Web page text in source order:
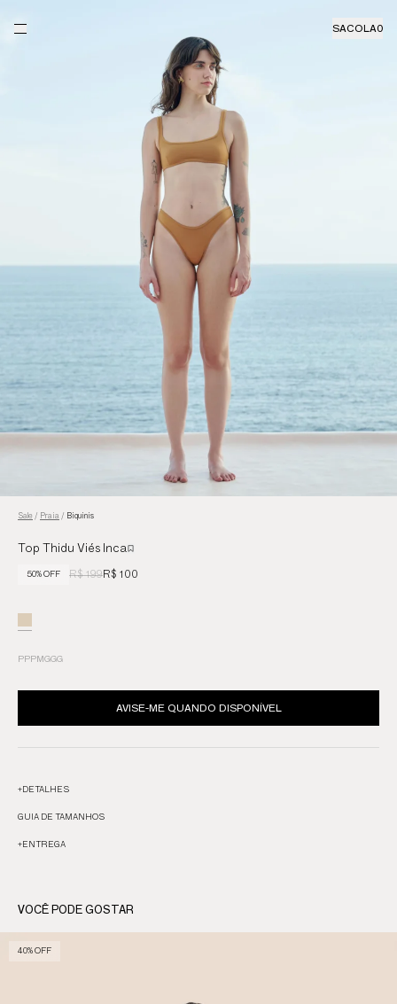
SACOLA0
Sale / Praia / Biquinis
Top Thidu Viés Inca
50% OFF R$ 199R$ 100
PPPMGGG
AVISE-ME QUANDO DISPONÍVEL
+DETALHES
GUIA DE TAMANHOS
+ENTREGA
VOCÊ PODE GOSTAR
40% OFF